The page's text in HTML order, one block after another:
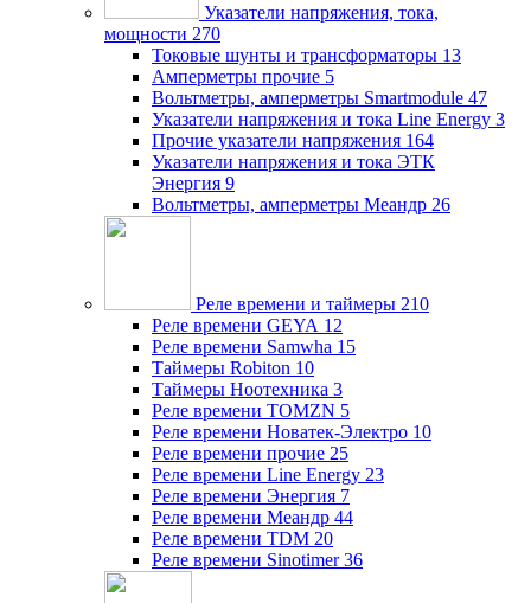
Указатели напряжения, тока,
мощности 270
Токовые шунты и трансформаторы 13
Амперметры прочие 5
Вольтметры, амперметры Smartmodule 47
Указатели напряжения и тока Line Energy 3
Прочие указатели напряжения 164
Указатели напряжения и тока ЭТК
Энергия 9
Вольтметры, амперметры Меандр 26
Реле времени и таймеры 210
Реле времени GEYA 12
Реле времени Samwha 15
Таймеры Robiton 10
Таймеры Ноотехника 3
Реле времени TOMZN 5
Реле времени Новатек-Электро 10
Реле времени прочие 25
Реле времени Line Energy 23
Реле времени Энергия 7
Реле времени Меандр 44
Реле времени TDM 20
Реле времени Sinotimer 36